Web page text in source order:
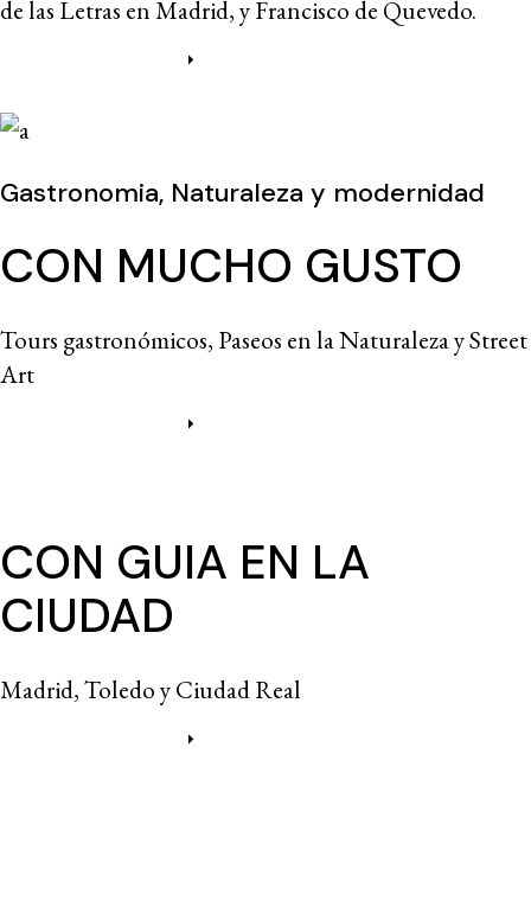
de las Letras en Madrid, y Francisco de Quevedo.
Gastronomia, Naturaleza y modernidad
CON MUCHO GUSTO
Tours gastronómicos, Paseos en la Naturaleza y Street
Art
CON GUIA EN LA
CIUDAD
Madrid, Toledo y Ciudad Real